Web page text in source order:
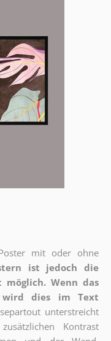
mit oder ohne
ist jedoch die
möglich. Wenn das
wird dies im Text
unterstreicht
Kontrast